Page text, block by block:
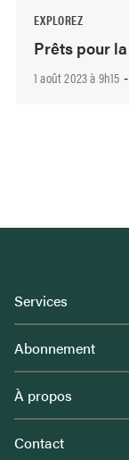
EXPLOREZ
Prêts pour
1 août 2023 à 9h15 -
Services
Abonnement
À propos
Contact